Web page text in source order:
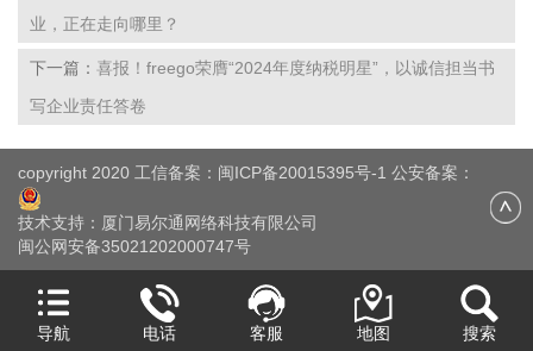
业，正在走向哪里？
下一篇： 喜报！freego荣膺“2024年度纳税明星”，以诚信担当书
写企业责任答卷
copyright 2020 工信备案： 闽ICP备20015395号-1 公安备案：
技术支持： 厦门易尔通网络科技有限公司
闽公网安备35021202000747号
导航 电话 客服 地图 搜索